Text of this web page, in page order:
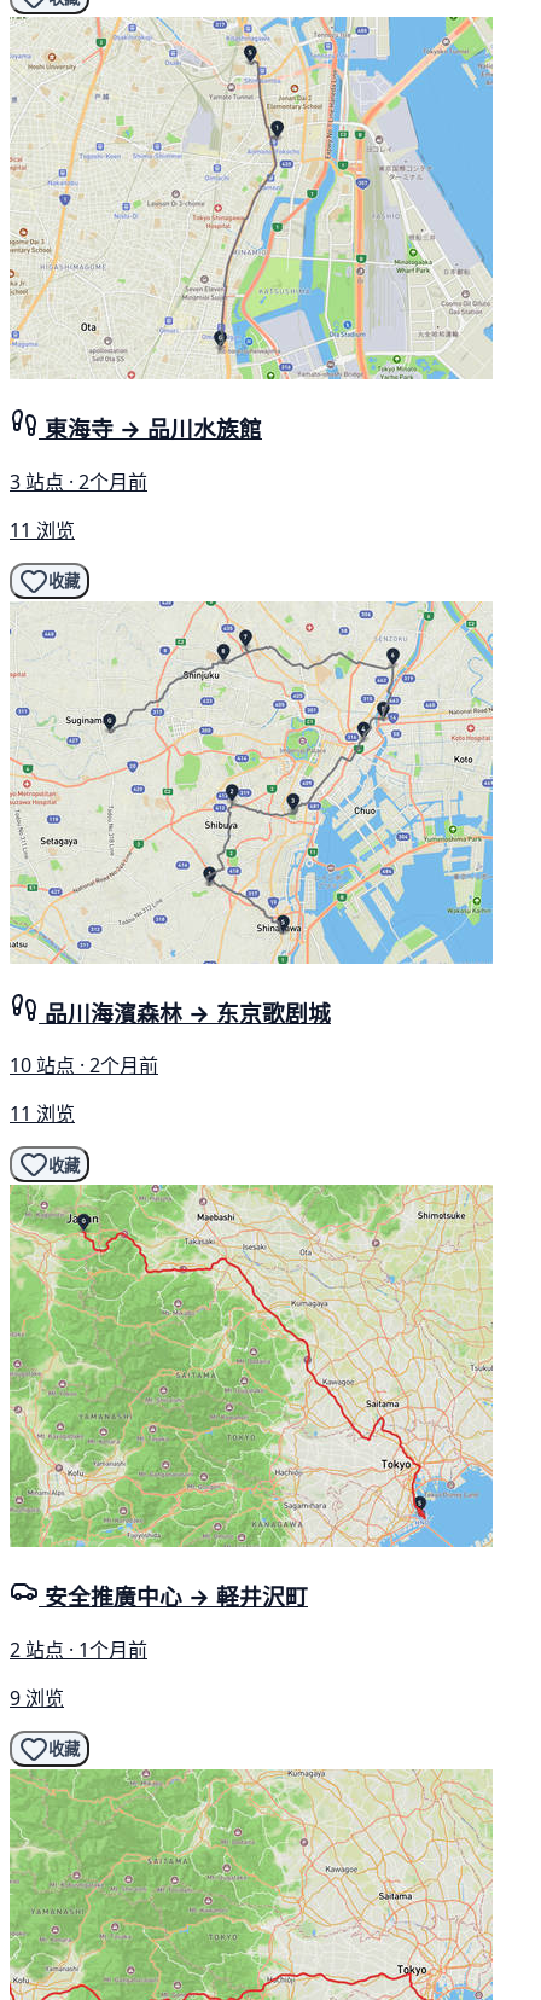
東海寺 → 品川水族館
3 站点 · 2个月前
11 浏览
收藏
品川海濱森林 → 东京歌剧城
10 站点 · 2个月前
11 浏览
收藏
安全推廣中心 → 軽井沢町
2 站点 · 1个月前
9 浏览
收藏